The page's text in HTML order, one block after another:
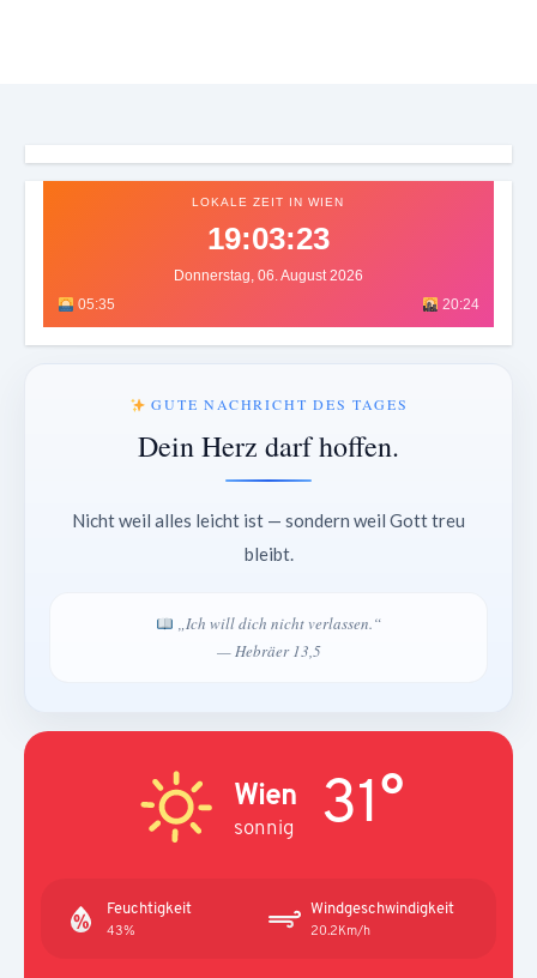
LOKALE ZEIT IN WIEN
19:03:25
Donnerstag, 06. August 2026
05:35
20:24
GUTE NACHRICHT DES TAGES
Dein Herz darf hoffen.
Nicht weil alles leicht ist — sondern weil Gott treu
bleibt.
„Ich will dich nicht verlassen.“
— Hebräer 13,5
Wien
sonnig 31°
Feuchtigkeit
43%
Windgeschwindigkeit
20.2Km/h